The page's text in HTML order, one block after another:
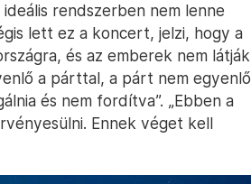
rendszerben nem lenne
lett ez a koncert, jelzi, hogy a
és az emberek nem látják
a párttal, a párt nem egyenlő
és nem fordítva”. „Ebben a
Ennek véget kell